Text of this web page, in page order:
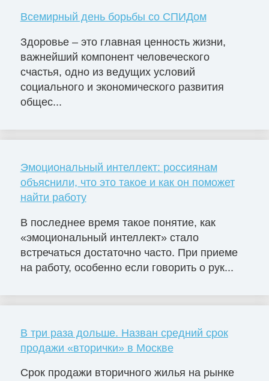
Всемирный день борьбы со СПИДом
Здоровье – это главная ценность жизни,
важнейший компонент человеческого
счастья, одно из ведущих условий
социального и экономического развития
общес...
Эмоциональный интеллект: россиянам
объяснили, что это такое и как он поможет
найти работу
В последнее время такое понятие, как
«эмоциональный интеллект» стало
встречаться достаточно часто. При приеме
на работу, особенно если говорить о рук...
В три раза дольше. Назван средний срок
продажи «вторички» в Москве
Срок продажи вторичного жилья на рынке